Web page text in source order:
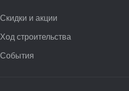
Скидки и акции
Ход строительства
События